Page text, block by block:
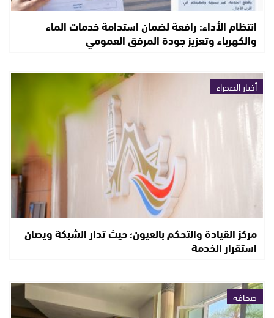
انتظام الأداء: رافعة لضمان استدامة خدمات الماء
والكهرباء وتعزيز جودة المرفق العمومي
أخبار الصحراء
مركز القيادة والتحكم بالعيون؛ حيث تدار الشبكة ويصان
استقرار الخدمة
صحافة